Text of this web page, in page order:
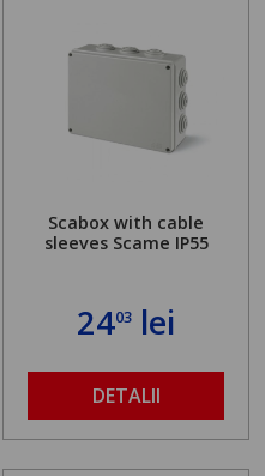
Scabox with cable
sleeves Scame IP55
2403 lei
DETALII